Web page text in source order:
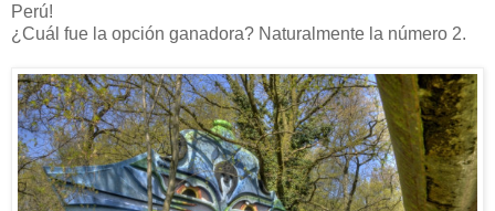
Perú!
¿Cuál fue la opción ganadora? Naturalmente la número 2.